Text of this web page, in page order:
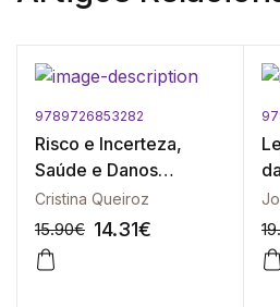
9789726853282
Risco e Incerteza,
Saúde e Danos
Colaterais
Cristina Queiroz
15.90€ 14.31€